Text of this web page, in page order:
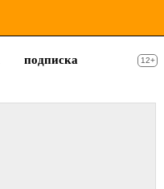
подписка
12+